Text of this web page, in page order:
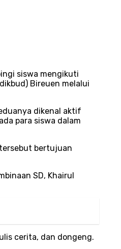
siswa mengikuti
Bireuen melalui
dikenal aktif
para siswa dalam
bertujuan
SD, Khairul
cerita, dan dongeng.